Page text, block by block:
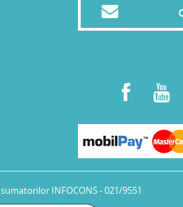
INFOCONS - 021/9551